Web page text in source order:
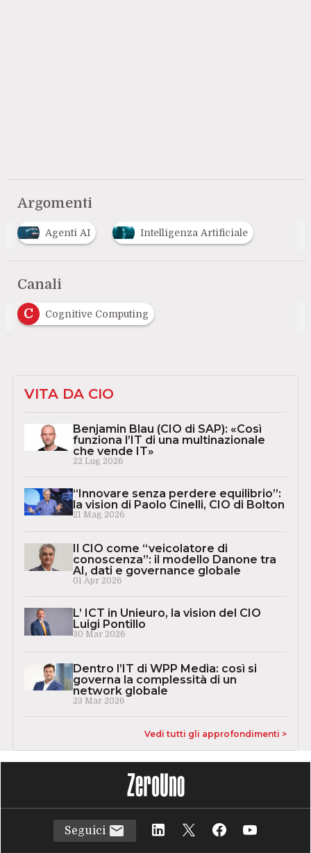
Argomenti
Agenti AI Intelligenza Artificiale
Canali
C
Cognitive Computing
VITA DA CIO
Benjamin Blau (CIO di SAP): «Così
funziona l’IT di una multinazionale
che vende IT»
22 Lug 2026
“Innovare senza perdere equilibrio”:
la vision di Paolo Cinelli, CIO di Bolton
21 Mag 2026
Il CIO come “veicolatore di
conoscenza”: il modello Danone tra
AI, dati e governance globale
01 Apr 2026
L’ ICT in Unieuro, la vision del CIO
Luigi Pontillo
30 Mar 2026
Dentro l’IT di WPP Media: così si
governa la complessità di un
network globale
23 Mar 2026
Vedi tutti gli approfondimenti >
Seguici